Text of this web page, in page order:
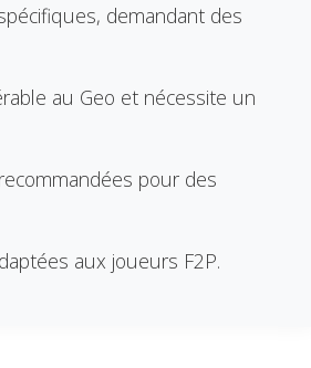
demandant des
au Geo et nécessite un
pour des
aux joueurs F2P.